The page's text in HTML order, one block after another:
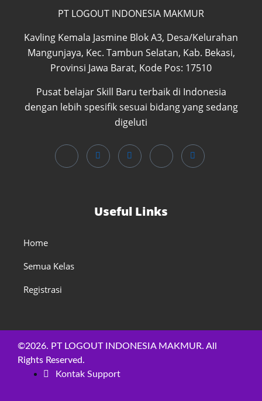
PT LOGOUT INDONESIA MAKMUR
Kavling Kemala Jasmine Blok A3, Desa/Kelurahan
Mangunjaya, Kec. Tambun Selatan, Kab. Bekasi,
Provinsi Jawa Barat, Kode Pos: 17510
Pusat belajar Skill Baru terbaik di Indonesia
dengan lebih spesifik sesuai bidang yang sedang
digeluti
Useful Links
Home
Semua Kelas
Registrasi
©2026. PT LOGOUT INDONESIA MAKMUR. All
Rights Reserved.
Kontak Support